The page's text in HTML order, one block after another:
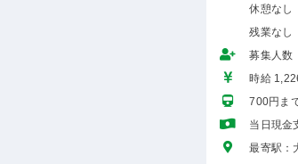
休憩なし
残業なし
募集人数
時給
700円ま
当日現金
最寄駅：